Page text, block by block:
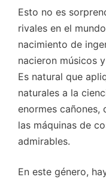
Esto no es
rivales en el
nacimiento de
nacieron músicos
Es natural que
naturales a la
enormes cañones,
las máquinas de
admirables.
En este género,